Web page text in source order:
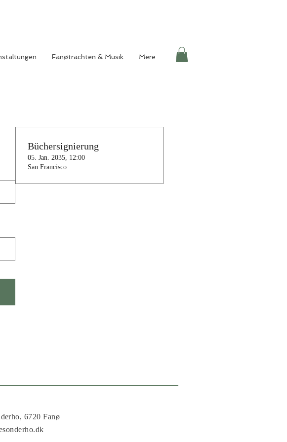
Fanøtrachten & Musik Mere
Büchersignierung
05. Jan. 2035, 12:00
San Francisco
6720 Fanø